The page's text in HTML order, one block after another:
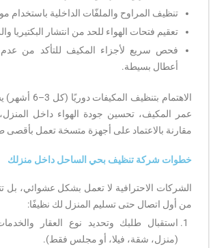
تنظيف المراوح والملفّات الداخلية باستخدام
تعقيم فتحات الهواء للحد من انتشار البكتيريا
فحص سريع لأجزاء المكيف للتأكد من
أعطال بسيطة.
الاهتمام بتنظيف
عمر المكيف، تحسين جودة الهواء داخل
مقارنة بالاعتماد على أجهزة متسخة تعمل بأقصى
خطوات شركة تنظيف بحي الساحل داخل منزلك
الشركات الاحترافية لا تعمل بشكل عشوائي، بل
من أول اتصال حتى تسليم المنزل لك نظيفًا:
استقبال طلبك وتحديد نوع العقار
(منزل، شقة، فيلا، أو مجلس فقط).